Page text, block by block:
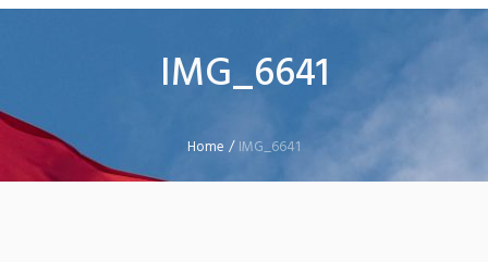
IMG_6641
Home /IMG_6641